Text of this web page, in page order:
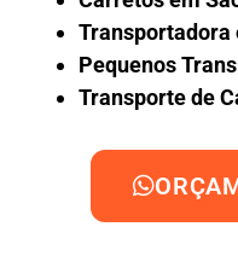
Transportadora
Pequenos
Transporte de